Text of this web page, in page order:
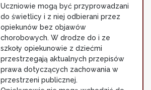
Uczniowie mogą być przyprowadzani
do świetlicy i z niej odbierani przez
opiekunów bez objawów
chorobowych. W drodze do i ze
szkoły opiekunowie z dziećmi
przestrzegają aktualnych przepisów
prawa dotyczących zachowania w
przestrzeni publicznej.